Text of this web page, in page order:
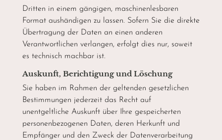
Dritten in einem gängigen, maschinenlesbaren
Format aushändigen zu lassen. Sofern Sie die direkte
Übertragung der Daten an einen anderen
Verantwortlichen verlangen, erfolgt dies nur, soweit
es technisch machbar ist.
Auskunft, Berichtigung und Löschung
Sie haben im Rahmen der geltenden gesetzlichen
Bestimmungen jederzeit das Recht auf
unentgeltliche Auskunft über Ihre gespeicherten
personenbezogenen Daten, deren Herkunft und
Empfänger und den Zweck der Datenverarbeitung